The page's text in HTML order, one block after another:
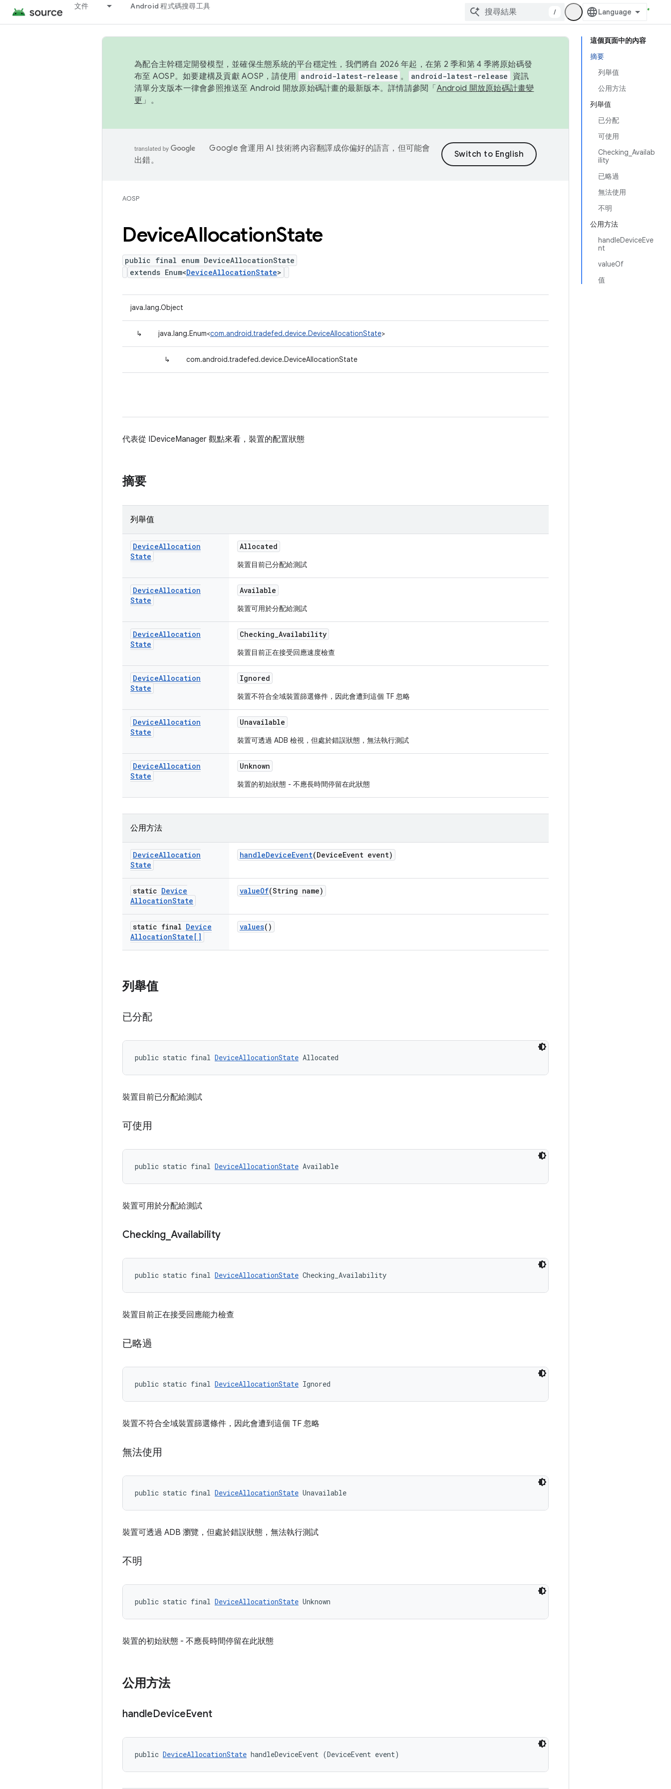
文件 Android 程式碼搜尋工具
/
這個頁面中的內容
摘要
列舉值
公用方法
列舉值
已分配
可使用
Checking_Availab
ility
已略過
無法使用
不明
公用方法
handleDeviceEve
nt
valueOf
值
為配合主幹穩定開發模型，並確保生態系統的平台穩定性，我們將自 2026 年起，在第 2 季和第 4 季將原始碼發
布至 AOSP。如要建構及貢獻 AOSP，請使用 android-latest-release 。 android-latest-release
資訊
清單分支版本一律會參照推送至 Android 開放原始碼計畫的最新版本。詳情請參閱「 Android 開放原始碼計畫變
更 」。
Google 會運用 AI 技術將內容翻譯成你偏好的語言，但可能會
出錯。
AOSP
DeviceAllocationState
public final enum DeviceAllocationState
extends Enum<DeviceAllocationState>
java.lang.Object
↳ java.lang.Enum<com.android.tradefed.device.DeviceAllocationState>
↳ com.android.tradefed.device.DeviceAllocationState
代表從 IDeviceManager 觀點來看，裝置的配置狀態
摘要
列舉值
DeviceAllocation
State
Allocated
裝置目前已分配給測試
DeviceAllocation
State
Available
裝置可用於分配給測試
DeviceAllocation
State
Checking_Availability
裝置目前正在接受回應速度檢查
DeviceAllocation
State
Ignored
裝置不符合全域裝置篩選條件，因此會遭到這個 TF 忽略
DeviceAllocation
State
Unavailable
裝置可透過 ADB 檢視，但處於錯誤狀態，無法執行測試
DeviceAllocation
State
Unknown
裝置的初始狀態 - 不應長時間停留在此狀態
公用方法
DeviceAllocation
State
handleDeviceEvent(DeviceEvent event)
static Device
AllocationState
valueOf(String name)
static final Device
AllocationState[]
values()
列舉值
已分配
public static final DeviceAllocationState Allocated
裝置目前已分配給測試
可使用
public static final DeviceAllocationState Available
裝置可用於分配給測試
Checking Availability
public static final DeviceAllocationState Checking_Availability
裝置目前正在接受回應能力檢查
已略過
public static final DeviceAllocationState Ignored
裝置不符合全域裝置篩選條件，因此會遭到這個 TF 忽略
無法使用
public static final DeviceAllocationState Unavailable
裝置可透過 ADB 瀏覽，但處於錯誤狀態，無法執行測試
不明
public static final DeviceAllocationState Unknown
裝置的初始狀態 - 不應長時間停留在此狀態
公用方法
handleDeviceEvent
public DeviceAllocationState handleDeviceEvent (DeviceEvent event)